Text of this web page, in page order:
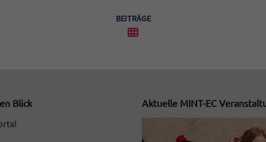
BEITRÄGE
Blick
Aktuelle MINT-EC